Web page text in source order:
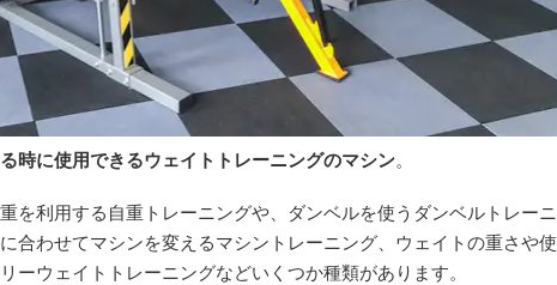
時に使用できるウェイトトレーニングのマシン。
を利用する自重トレーニングや、ダンベルを使うダンベルトレーニ
合わせてマシンを変えるマシントレーニング、ウェイトの重さや使
ーウェイトトレーニングなどいくつか種類があります。